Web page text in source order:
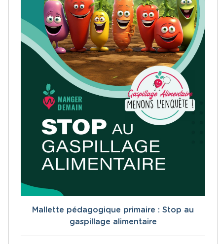
Mallette pédagogique primaire : Stop au
gaspillage alimentaire